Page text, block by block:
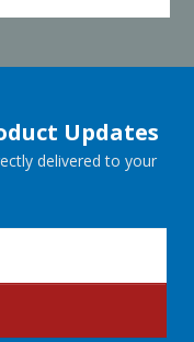
Updates
delivered to your